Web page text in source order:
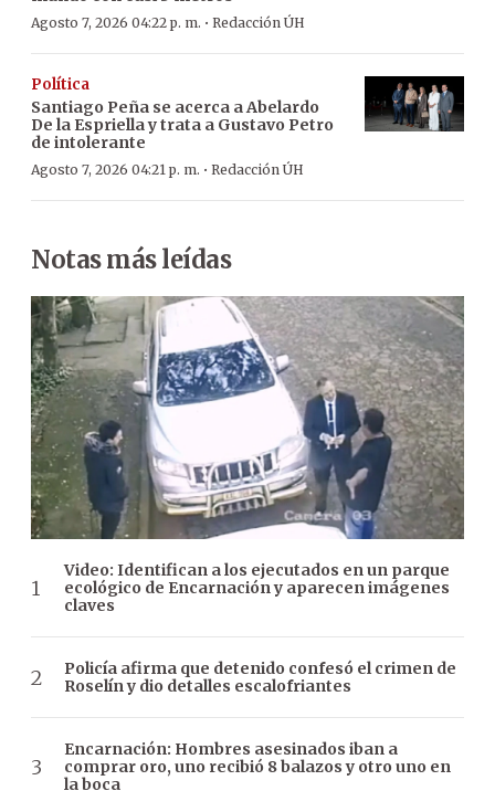
Agosto 7, 2026 04:22 p. m. · Redacción ÚH
Política
Santiago Peña se acerca a Abelardo
De la Espriella y trata a Gustavo Petro
de intolerante
Agosto 7, 2026 04:21 p. m. · Redacción ÚH
Notas más leídas
Video: Identifican a los ejecutados en un parque
ecológico de Encarnación y aparecen imágenes
claves
Policía afirma que detenido confesó el crimen de
Roselín y dio detalles escalofriantes
Encarnación: Hombres asesinados iban a
comprar oro, uno recibió 8 balazos y otro uno en
la boca